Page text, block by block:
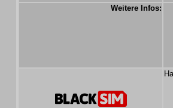
Weitere Infos: